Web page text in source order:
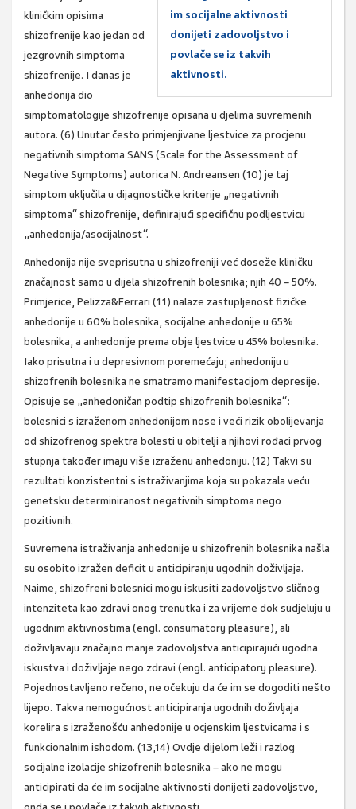
im socijalne aktivnosti
donijeti zadovoljstvo i
povlače se iz takvih
aktivnosti.
kliničkim opisima
shizofrenije kao jedan od
jezgrovnih simptoma
shizofrenije. I danas je
anhedonija dio
simptomatologije shizofrenije opisana u djelima suvremenih
autora. (6) Unutar često primjenjivane ljestvice za procjenu
negativnih simptoma SANS (Scale for the Assessment of
Negative Symptoms) autorica N. Andreansen (10) je taj
simptom uključila u dijagnostičke kriterije „negativnih
simptoma“ shizofrenije, definirajući specifičnu podljestvicu
„anhedonija/asocijalnost“.
Anhedonija nije sveprisutna u shizofreniji već doseže kliničku
značajnost samo u dijela shizofrenih bolesnika; njih 40 – 50%.
Primjerice, Pelizza&Ferrari (11) nalaze zastupljenost fizičke
anhedonije u 60% bolesnika, socijalne anhedonije u 65%
bolesnika, a anhedonije prema obje ljestvice u 45% bolesnika.
Iako prisutna i u depresivnom poremećaju; anhedoniju u
shizofrenih bolesnika ne smatramo manifestacijom depresije.
Opisuje se „anhedoničan podtip shizofrenih bolesnika“:
bolesnici s izraženom anhedonijom nose i veći rizik obolijevanja
od shizofrenog spektra bolesti u obitelji a njihovi rođaci prvog
stupnja također imaju više izraženu anhedoniju. (12) Takvi su
rezultati konzistentni s istraživanjima koja su pokazala veću
genetsku determiniranost negativnih simptoma nego
pozitivnih.
Suvremena istraživanja anhedonije u shizofrenih bolesnika našla
su osobito izražen deficit u anticipiranju ugodnih doživljaja.
Naime, shizofreni bolesnici mogu iskusiti zadovoljstvo sličnog
intenziteta kao zdravi onog trenutka i za vrijeme dok sudjeluju u
ugodnim aktivnostima (engl. consumatory pleasure), ali
doživljavaju značajno manje zadovoljstva anticipirajući ugodna
iskustva i doživljaje nego zdravi (engl. anticipatory pleasure).
Pojednostavljeno rečeno, ne očekuju da će im se dogoditi nešto
lijepo. Takva nemogućnost anticipiranja ugodnih doživljaja
korelira s izraženošću anhedonije u ocjenskim ljestvicama i s
funkcionalnim ishodom. (13,14) Ovdje dijelom leži i razlog
socijalne izolacije shizofrenih bolesnika – ako ne mogu
anticipirati da će im socijalne aktivnosti donijeti zadovoljstvo,